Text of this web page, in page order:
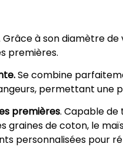
Grâce à son diamètre
premières.
Se combine
permettant une
premières. Capable de
graines de coton, le
personnalisées pour